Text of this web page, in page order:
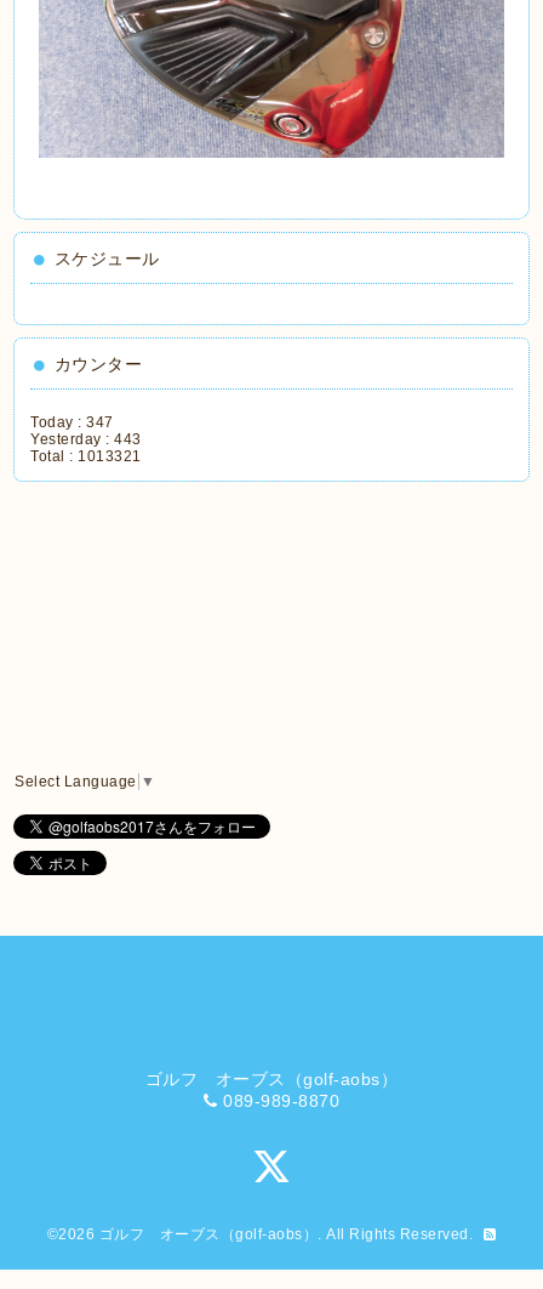
スケジュール
カウンター
Today :347
Yesterday :443
Total : 1013321
Select Language ▼
ゴルフ オーブス（golf-aobs）
089-989-8870
©2026 ゴルフ オーブス（golf-aobs） . All Rights Reserved.